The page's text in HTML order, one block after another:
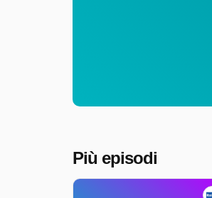
Più episodi